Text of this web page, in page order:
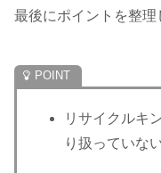
最後にポイントを整理
リサイクルキ
り扱っていな